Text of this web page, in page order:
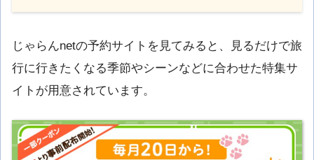
じゃらんnetの予約サイトを見てみると、見るだけで旅
行に行きたくなる季節やシーンなどに合わせた特集サ
イトが用意されています。